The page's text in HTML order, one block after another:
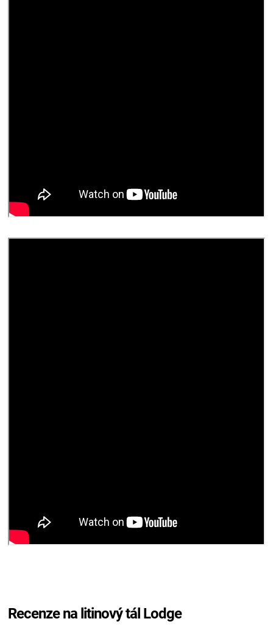
Recenze na litinový tál Lodge